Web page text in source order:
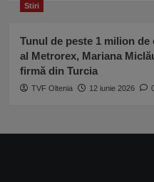
Stiri
Tunul de peste 1 milion
al Metrorex, Mariana
firmă din Turcia
TVF Oltenia 12 iunie 2026